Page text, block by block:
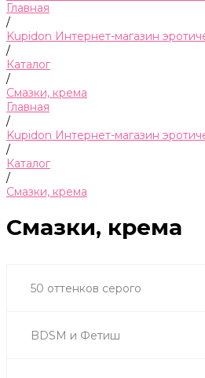
Главная
/
Kupidon Интернет-магазин
/
Каталог
/
Смазки, крема
Главная
/
Kupidon Интернет-магазин
/
Каталог
/
Смазки, крема
Смазки, крема
50 оттенков серого
BDSM и Фетиш